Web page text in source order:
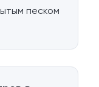
песком